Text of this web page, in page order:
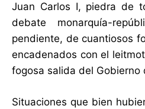
Juan Carlos I, piedra de
debate monarquía-
pendiente, de cuantiosos
encadenados con el
fogosa salida del Gobierno
Situaciones que bien